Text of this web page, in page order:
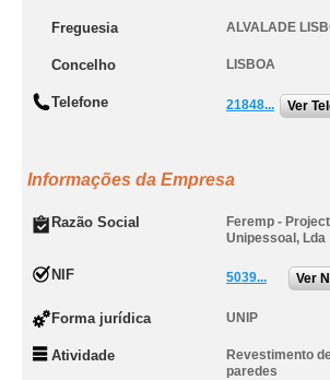
Freguesia ALVALADE
Concelho LISBOA
Telefone 21848... Ver
Informações da Empresa
Razão Social
Feremp -
Unipessoal, Lda
NIF 5039... Ver
Forma jurídica UNIP
Atividade
Revestimento
paredes